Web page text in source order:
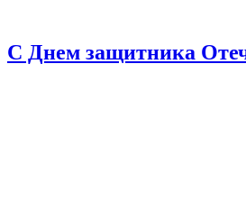
С Днем защитника